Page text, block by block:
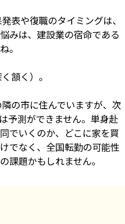
表や復職のタイミングは、
みは、建設業の宿命である
。
頷く）。
の市に住んでいますが、次
予測ができません。単身赴
でいくのか、どこに家を買
でなく、全国転勤の可能性
課題かもしれません。